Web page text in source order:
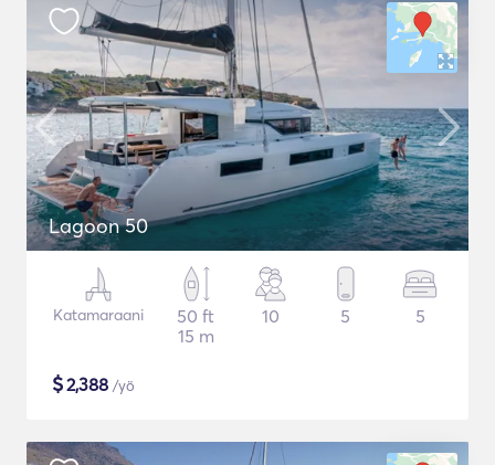
Lagoon 50
Katamaraani
50 ft
15 m
10 5 5
$2,388 /yö